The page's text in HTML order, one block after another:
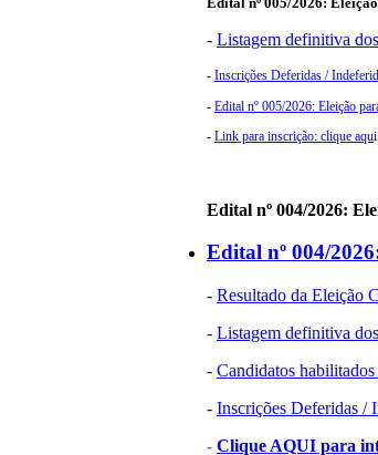
- Listagem definitiva
- Inscrições Deferidas /
- Edital nº 005/2026: Eleição
- Link para inscrição: clique aqui.
Edital nº 004/2026:
Edital nº 004/
- Resultado da Eleição
- Listagem definitiva
- Candidatos
- Inscrições Deferidas /
- Clique AQUI para